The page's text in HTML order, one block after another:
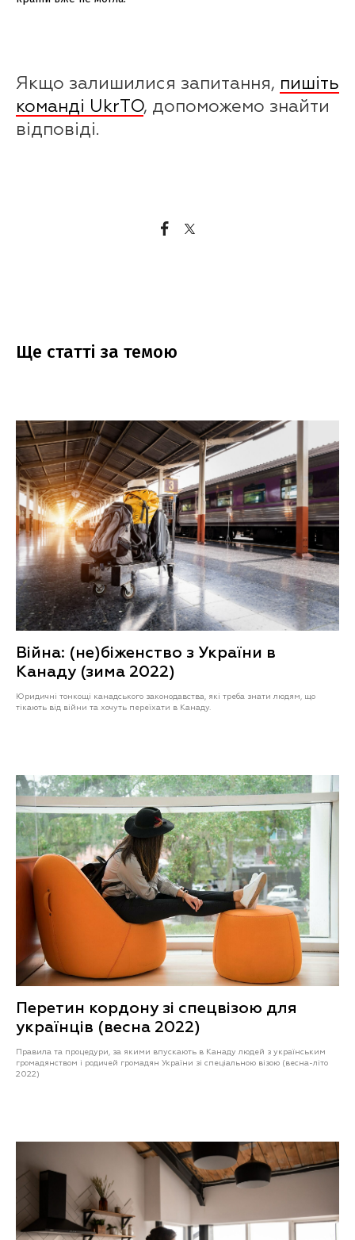
Якщо залишилися запитання, пишіть
команді UkrTO, допоможемо знайти
відповіді.
Ще статтi за темою
Війна: (не)біженство з України в
Канаду (зима 2022)
Юридичні тонкощі канадського законодавства, які треба знати людям, що
тікають від війни та хочуть переїхати в Канаду.
Перетин кордону зі спецвізою для
українців (весна 2022)
Правила та процедури, за якими впускають в Канаду людей з українським
громадянством і родичей громадян України зі спеціальною візою (весна-літо
2022)